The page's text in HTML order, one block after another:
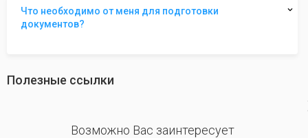
Что необходимо от меня для подготовки
документов?
Полезные ссылки
Возможно Вас заинтересует